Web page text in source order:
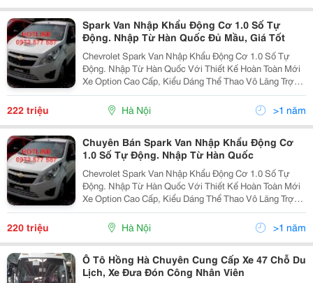
Spark Van Nhập Khẩu Động Cơ 1.0 Số Tự
Động. Nhập Từ Hàn Quốc Đủ Mầu, Giá Tốt
Chevrolet Spark Van Nhập Khẩu Động Cơ 1.0 Số Tự
Động. Nhập Từ Hàn Quốc Với Thiết Kế Hoàn Toàn Mới
Xe Option Cao Cấp, Kiểu Dáng Thể Thao Vô Lăng Trợ
Lực Điện Tử Giúp Lái Xe An Toàn Tích Hợp Túi Khí
Người Lái - Hệ Thống Chìa Khóa Tích Hợp Đề Nổ T
222 triệu Hà Nội >1 năm
Chuyên Bán Spark Van Nhập Khẩu Động Cơ
1.0 Số Tự Động. Nhập Từ Hàn Quốc
Chevrolet Spark Van Nhập Khẩu Động Cơ 1.0 Số Tự
Động. Nhập Từ Hàn Quốc Với Thiết Kế Hoàn Toàn Mới
Xe Option Cao Cấp, Kiểu Dáng Thể Thao Vô Lăng Trợ
Lực Điện Tử Giúp Lái Xe An Toàn Tích Hợp Túi Khí
Người Lái - Hệ Thống Chìa Khóa Tích Hợp Đề Nổ T
220 triệu Hà Nội >1 năm
Ô Tô Hồng Hà Chuyên Cung Cấp Xe 47 Chỗ Du
Lịch, Xe Đưa Đón Công Nhân Viên